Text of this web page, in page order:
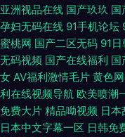
亚洲视品在线 国产玖玖 国
孕妇无码在线 91手机论坛
蜜桃网 国产二区无码 91
无码视频 国产在线福利 国
女 AV福利激情毛片 黄色
利在线视频导航 欧美喷潮
免费大片 精品呦视频 日
日本中文字幕一区 日韩免